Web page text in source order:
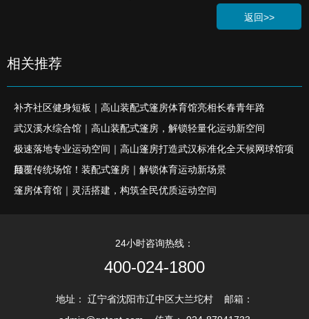
返回>>
相关推荐
补齐社区健身短板｜高山装配式篷房体育馆亮相长春青年路
武汉溪水综合馆｜高山装配式篷房，解锁轻量化运动新空间
极速落地专业运动空间｜高山篷房打造武汉标准化全天候网球馆项
目
颠覆传统场馆！装配式篷房｜解锁体育运动新场景
篷房体育馆｜灵活搭建，构筑全民优质运动空间
24小时咨询热线：
400-024-1800
地址： 辽宁省沈阳市辽中区大兰坨村 邮箱：